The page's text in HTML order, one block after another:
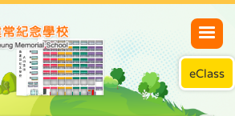
eClass